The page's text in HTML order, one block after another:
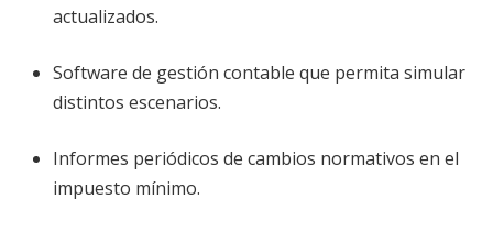
actualizados.
Software de gestión contable que permita simular
distintos escenarios.
Informes periódicos de cambios normativos en el
impuesto mínimo.